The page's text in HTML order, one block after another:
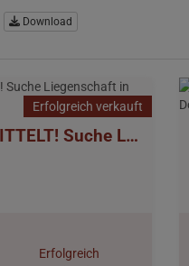
Download
Erfolgreich verkauft
ERFOLGREICH VERMITTELT! Suche Liegenschaft in bester Lage Klosterneuburgs
Erfolgreich